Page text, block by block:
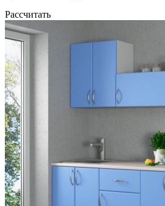
Рассчитать